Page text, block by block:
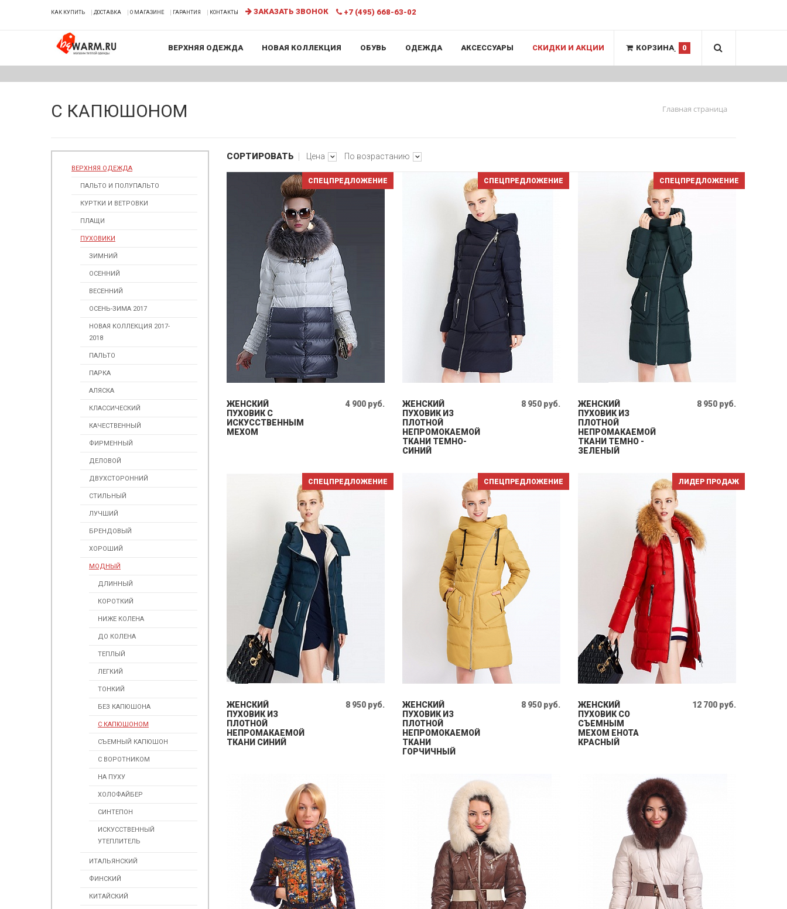
КАК КУПИТЬ ДОСТАВКА О МАГАЗИНЕ ГАРАНТИЯ КОНТАКТЫ ЗАКАЗАТЬ ЗВОНОК +7 (495) 668-63-02
КОРЗИНА 0
ВЕРХНЯЯ ОДЕЖДА НОВАЯ КОЛЛЕКЦИЯ ОБУВЬ ОДЕЖДА АКСЕССУАРЫ СКИДКИ И АКЦИИ
С КАПЮШОНОМ Главная страница
ВЕРХНЯЯ ОДЕЖДА
ПАЛЬТО И ПОЛУПАЛЬТО
КУРТКИ И ВЕТРОВКИ
ПЛАЩИ
ПУХОВИКИ
ЗИМНИЙ
ОСЕННИЙ
ВЕСЕННИЙ
ОСЕНЬ-ЗИМА 2017
НОВАЯ КОЛЛЕКЦИЯ 2017-
2018
ПАЛЬТО
ПАРКА
АЛЯСКА
КЛАССИЧЕСКИЙ
КАЧЕСТВЕННЫЙ
ФИРМЕННЫЙ
ДЕЛОВОЙ
ДВУХСТОРОННИЙ
СТИЛЬНЫЙ
ЛУЧШИЙ
БРЕНДОВЫЙ
ХОРОШИЙ
МОДНЫЙ
ДЛИННЫЙ
КОРОТКИЙ
НИЖЕ КОЛЕНА
ДО КОЛЕНА
ТЕПЛЫЙ
ЛЕГКИЙ
ТОНКИЙ
БЕЗ КАПЮШОНА
С КАПЮШОНОМ
СЪЕМНЫЙ КАПЮШОН
С ВОРОТНИКОМ
НА ПУХУ
ХОЛОФАЙБЕР
СИНТЕПОН
ИСКУССТВЕННЫЙ
УТЕПЛИТЕЛЬ
ИТАЛЬЯНСКИЙ
ФИНСКИЙ
КИТАЙСКИЙ
СОРТИРОВАТЬ Цена По возрастанию
СПЕЦПРЕДЛОЖЕНИЕ
ЖЕНСКИЙ
ПУХОВИК С
ИСКУССТВЕННЫМ
МЕХОМ
4 900 руб.
СПЕЦПРЕДЛОЖЕНИЕ
ЖЕНСКИЙ
ПУХОВИК ИЗ
ПЛОТНОЙ
НЕПРОМОКАЕМОЙ
ТКАНИ ТЕМНО-
СИНИЙ
8 950 руб.
СПЕЦПРЕДЛОЖЕНИЕ
ЖЕНСКИЙ
ПУХОВИК ИЗ
ПЛОТНОЙ
НЕПРОМАКАЕМОЙ
ТКАНИ ТЕМНО -
ЗЕЛЕНЫЙ
8 950 руб.
СПЕЦПРЕДЛОЖЕНИЕ
ЖЕНСКИЙ
ПУХОВИК ИЗ
ПЛОТНОЙ
НЕПРОМАКАЕМОЙ
ТКАНИ СИНИЙ
8 950 руб.
СПЕЦПРЕДЛОЖЕНИЕ
ЖЕНСКИЙ
ПУХОВИК ИЗ
ПЛОТНОЙ
НЕПРОМОКАЕМОЙ
ТКАНИ
ГОРЧИЧНЫЙ
8 950 руб.
ЛИДЕР ПРОДАЖ
ЖЕНСКИЙ
ПУХОВИК СО
СЪЕМНЫМ
МЕХОМ ЕНОТА
КРАСНЫЙ
12 700 руб.